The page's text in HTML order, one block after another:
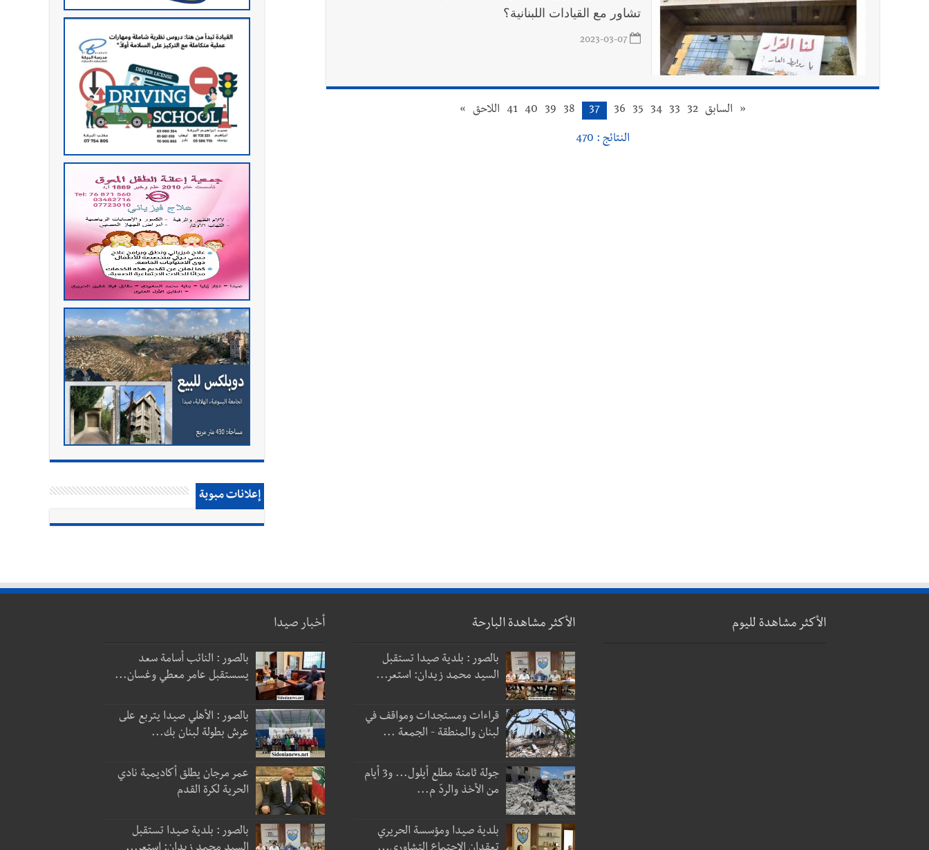
تشاور مع القيادات اللبنانية؟
2023-03-07
« السابق 32
33
34
35
36
37
38
39
40
41 اللاحق »
النتائج : 470
إعلانات مبوبة
الأكثر مشاهدة لليوم الأكثر مشاهدة البارحة
بالصور : بلدية صيدا تستقبل
السيد محمد زيدان: استعر...
قراءات ومستجدات ومواقف في
لبنان والمنطقة - الجمعة ...
جولة ثامنة مطلع أيلول... و3 أيام
من الأخذ والردّ م...
بلدية صيدا ومؤسسة الحريري
أخبار صيدا
بالصور : النائب أسامة سعد
يسستقبل عامر معطي وغسان...
بالصور : الأهلي صيدا يتربع على
عرش بطولة لبنان بك...
عمر مرجان يطلق أكاديمية نادي
الحرية لكرة القدم
بالصور : بلدية صيدا تستقبل